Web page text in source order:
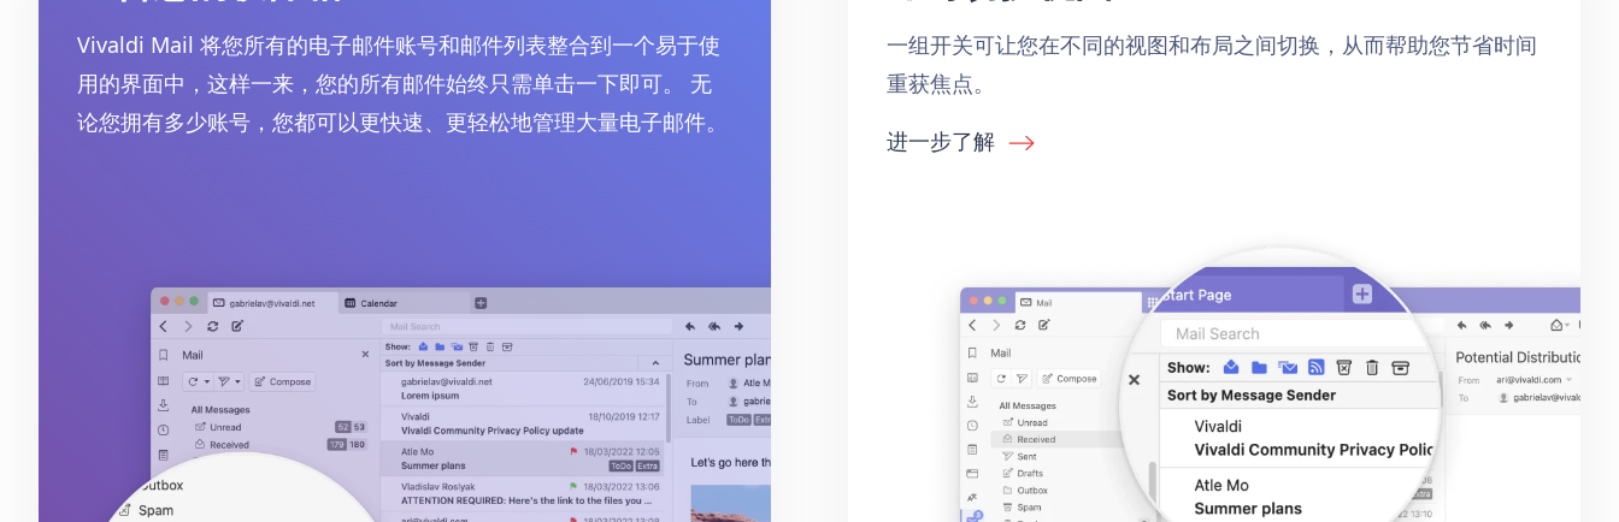
Vivaldi Mail 将您所有的电子邮件账号和邮件列表整合到一个易于使
用的界面中，这样一来，您的所有邮件始终只需单击一下即可。 无
论您拥有多少账号，您都可以更快速、更轻松地管理大量电子邮件。
一组开关可让您在不同的视图和布局之间切换，从而帮助您节省时间
重获焦点。
进一步了解